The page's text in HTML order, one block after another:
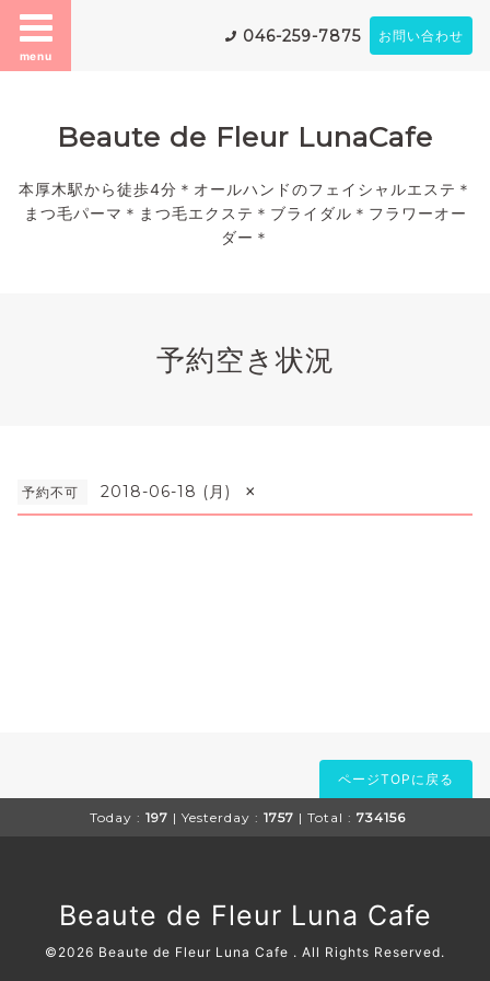
menu
046-259-7875 お問い合わせ
Beaute de Fleur LunaCafe
本厚木駅から徒歩4分＊オールハンドのフェイシャルエステ＊
まつ毛パーマ＊まつ毛エクステ＊ブライダル＊フラワーオー
ダー＊
予約空き状況
予約不可 2018-06-18 (月) ×
ページTOPに戻る
Today : 197 | Yesterday : 1757 | Total : 734156
Beaute de Fleur Luna Cafe
©2026 Beaute de Fleur Luna Cafe . All Rights Reserved.